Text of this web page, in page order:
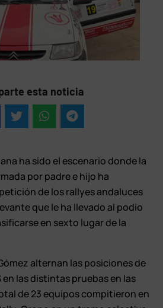
esta noticia
ha sido el escenario donde la
por padre e hijo ha
de los rallyes andaluces
que le ha llevado al podio
en sexto lugar de la
alternan las posiciones de
en las distintas pruebas en las
de 23 equipos compitieron en